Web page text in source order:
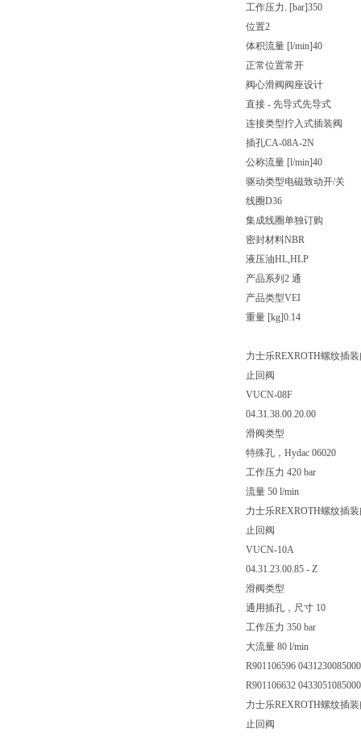
工作压力. [bar]350
位置2
体积流量 [l/min]40
正常位置常开
阀心滑阀 阀座设计
直接 - 先导式先导式
连接类型拧入式插装阀
插孔CA-08A-2N
公称流量 [l/min]40
驱动类型电磁致动开/关
线圈D36
集成线圈单独订购
密封材料NBR
液压油HL,HLP
产品系列 2 通
产品类型VEI
重量 [kg]0.14
力士乐REXROTH螺纹插
止回阀
VUCN-08F
04.31.38.00.20.00
滑阀类型
特殊孔，Hydac 06020
工作压力 420 bar
流量 50 l/min
力士乐REXROTH螺纹插
止回阀
VUCN-10A
04.31.23.00.85 - Z
滑阀类型
通用插孔，尺寸 10
工作压力 350 bar
大流量 80 l/min
R901106596
R901106632
力士乐REXROTH螺纹插
止回阀